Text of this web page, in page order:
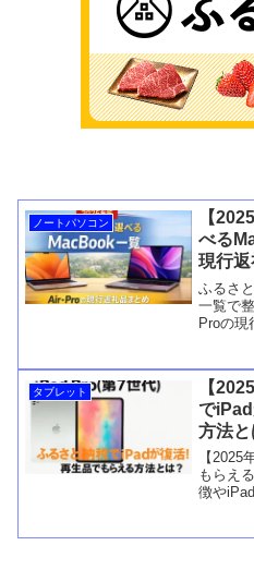
ノートパソコン
【
べる
現行
ふるさ
一覧で
Proの現
トを分
タブレット
【
で
方法と
【
もらえ
徴や
途別お